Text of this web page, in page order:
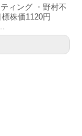
ィング ・野村不
株価1120円